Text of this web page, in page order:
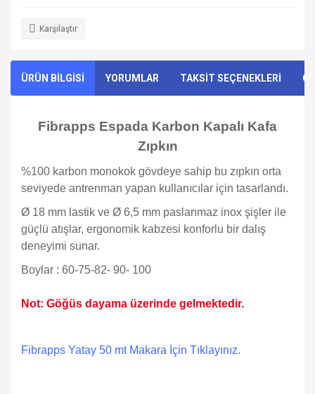
Karşılaştır
ÜRÜN BİLGİSİ YORUMLAR TAKSİT SEÇENEKLERİ
Fibrapps Espada Karbon Kapalı Kafa
Zıpkın
%100 karbon monokok gövdeye sahip bu zıpkın orta
seviyede antrenman yapan kullanıcılar için tasarlandı.
Ø 18 mm lastik ve Ø 6,5 mm paslanmaz inox şişler ile
güçlü atışlar, ergonomik kabzesi konforlu bir dalış
deneyimi sunar.
Boylar : 60-75-82- 90- 100
Not: Göğüs dayama üzerinde gelmektedir.
Fibrapps Yatay 50 mt Makara İçin Tıklayınız.